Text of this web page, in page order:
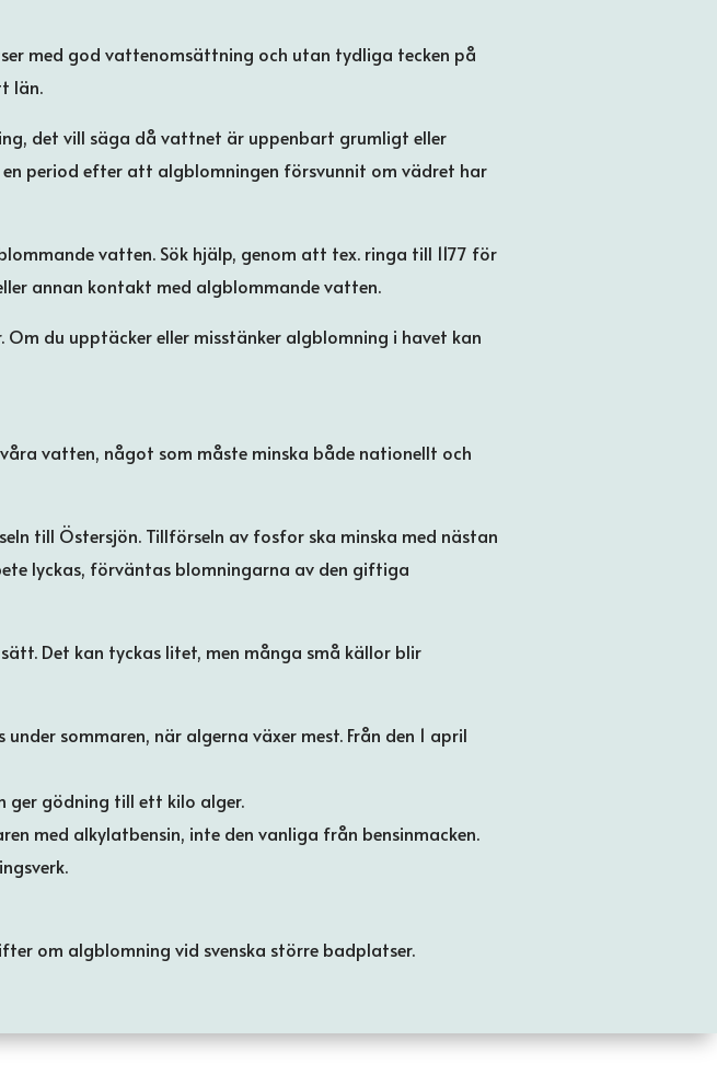
med god vattenomsättning och utan tydliga tecken på
län.
det vill säga då vattnet är uppenbart grumligt eller
period efter att algblomningen försvunnit om vädret har
vatten. Sök hjälp, genom att tex. ringa till 1177 för
annan kontakt med algblommande vatten.
du upptäcker eller misstänker algblomning i havet kan
vatten, något som måste minska både nationellt och
till Östersjön. Tillförseln av fosfor ska minska med nästan
lyckas, förväntas blomningarna av den giftiga
Det kan tyckas litet, men många små källor blir
sommaren, när algerna växer mest. Från den 1 april
ger gödning till ett kilo alger.
med alkylatbensin, inte den vanliga från bensinmacken.
om algblomning vid svenska större badplatser.